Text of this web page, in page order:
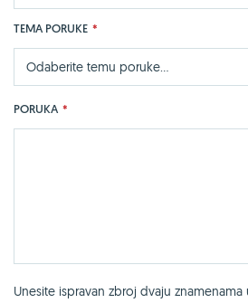
TEMA PORUKE *
Odaberite temu poruke...
PORUKA *
Unesite ispravan zbroj dvaju